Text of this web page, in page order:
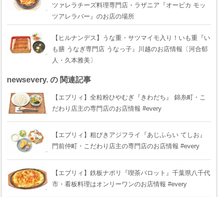
ツァレラチーズ料理専門店・ラザニア『オービカ モッ
ツアレラバー』のお店の場所
【ヒルナンデス】うな重・サツマイモ入り！いも重『い
も膳 うなぎ専門店 うなっ子』川越のお店情報〔河合郁
人・久本雅美〕
newsevery. の 関連記事
【エブリィ】全粒粉ひやむぎ『きわだち』 錦糸町・こ
だわり店主の専門店のお店情報 #every
【エブリィ】粗びきアジフライ『あじふらい てしお』
門前仲町・こだわり店主の専門店のお店情報 #every
【エブリィ】鉄板ナポリ『喫茶パロット』千葉県八千代
市・看板料理はオンリーワンのお店情報 #every